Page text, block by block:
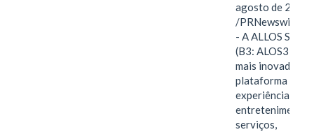
agosto de 2026
/PRNewswire/ -
- A ALLOS S.A.
(B3: ALOS3), a
mais inovadora
plataforma de
experiências,
entretenimento,
serviços,